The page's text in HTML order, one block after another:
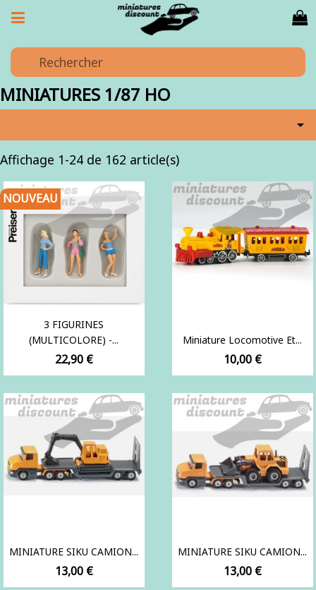
MINIATURES 1/87 HO

Affichage 1-24 de 162 article(s)
3 FIGURINES
(MULTICOLORE) -...
Prix
22,90 €
NOUVEAU
Miniature Locomotive Et...
Prix
10,00 €
MINIATURE SIKU CAMION...
Prix
13,00 €
MINIATURE SIKU CAMION...
Prix
13,00 €